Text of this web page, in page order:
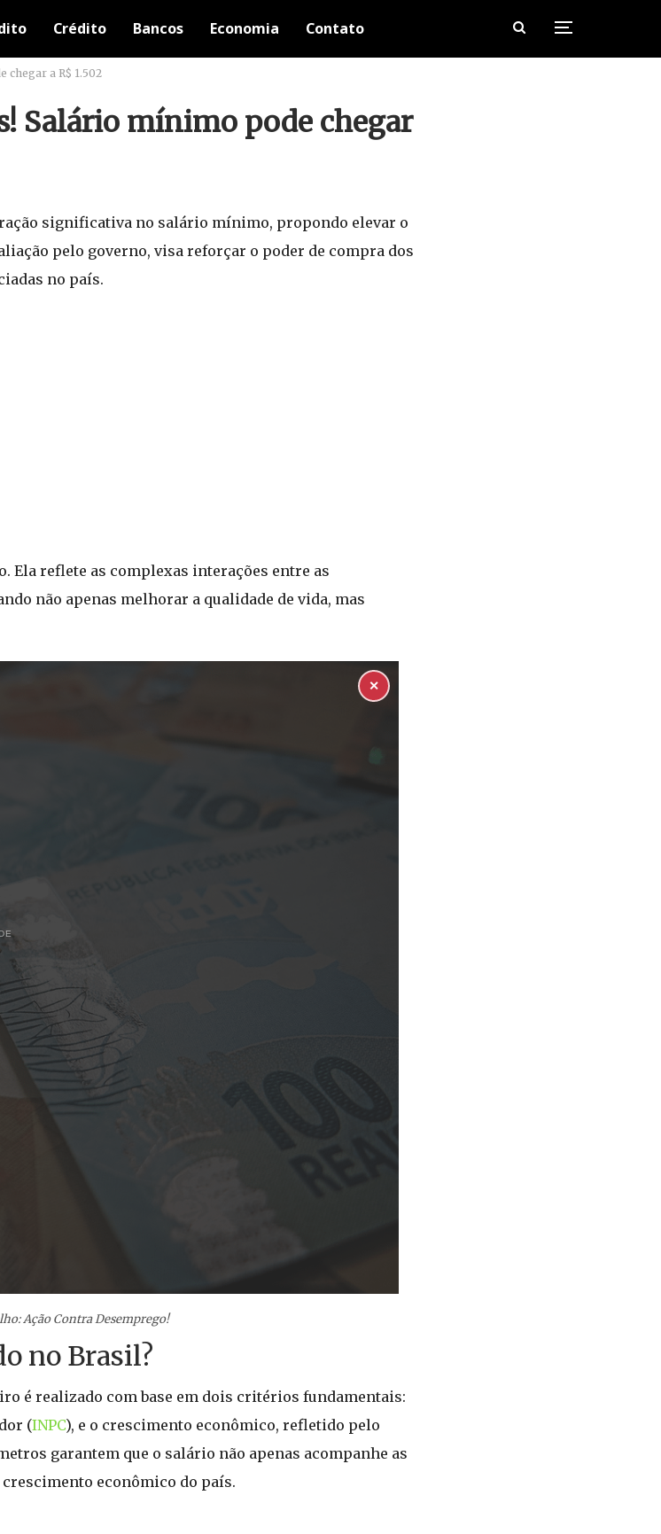
Crédito Bancos Economia Contato
chegar a R$ 1.502
Salário mínimo pode chegar
significativa no salário mínimo, propondo elevar o
pelo governo, visa reforçar o poder de compra dos
no país.
Ela reflete as complexas interações entre as
não apenas melhorar a qualidade de vida, mas
✕
Ação Contra Desemprego!
no Brasil?
é realizado com base em dois critérios fundamentais:
(INPC), e o crescimento econômico, refletido pelo
garantem que o salário não apenas acompanhe as
econômico do país.